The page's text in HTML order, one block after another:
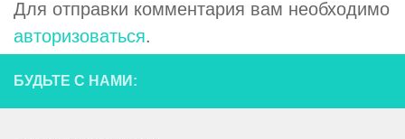
Для отправки комментария вам необходимо
авторизоваться.
БУДЬТЕ С НАМИ: